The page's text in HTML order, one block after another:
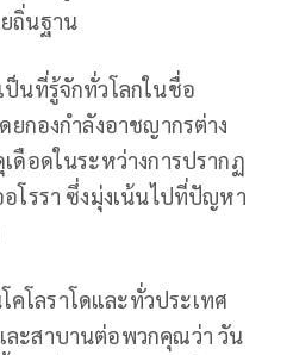
ถิ่นฐาน
ป็นที่รู้จักทั่วโลกในชื่อ
ยกองกำลังอาชญากรต่าง
ดือดในระหว่างการปรากฏ
โรรา ซึ่งมุ่งเน้นไปที่ปัญหา
โลราโดและทั่วประเทศ
ะสาบานต่อพวกคุณว่า วัน